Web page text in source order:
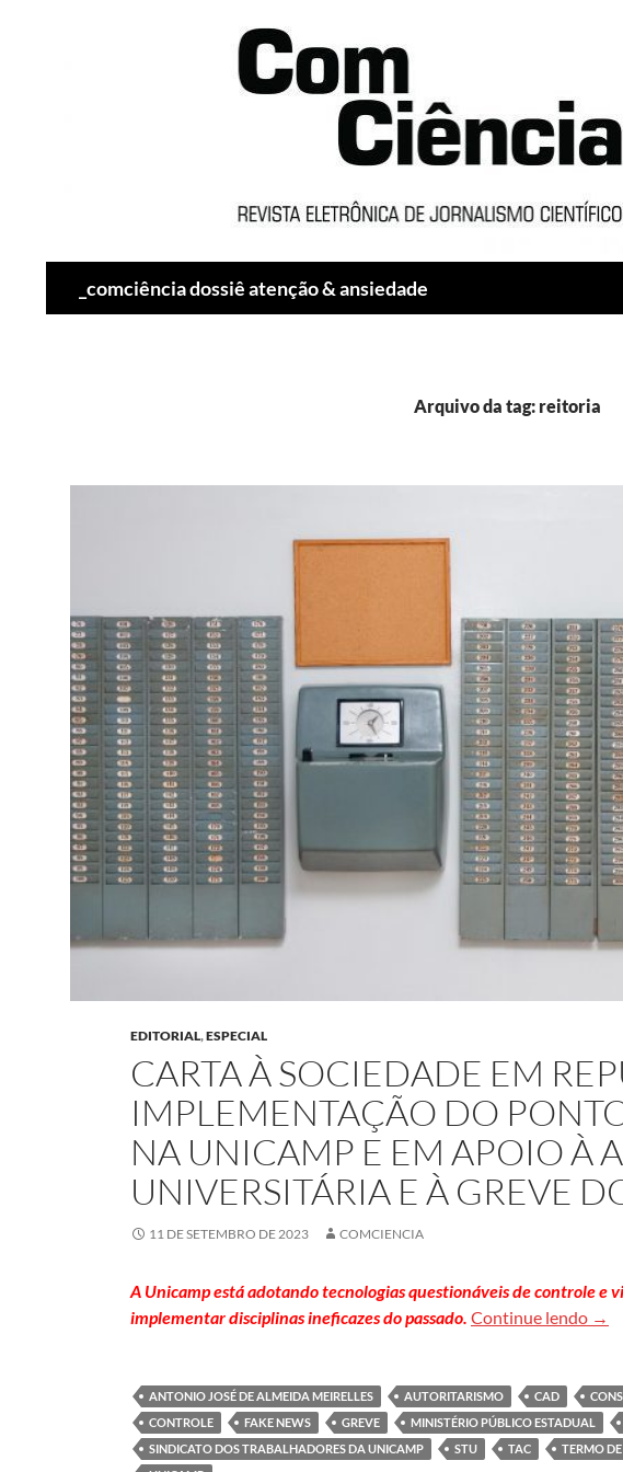
_comciência dossiê atenção & ansiedade
Arquivo da tag: reitoria
EDITORIAL,ESPECIAL
CARTA À SOCIEDADE EM
IMPLEMENTAÇÃO DO
NA UNICAMP E EM APOIO À
UNIVERSITÁRIA E À GREVE
11 DE SETEMBRO DE 2023 COMCIENCIA
A Unicamp está adotando tecnologias questionáveis de controle e
implementar disciplinas ineficazes do passado. Continue lendo →
ANTONIO JOSÉ DE ALMEIDA MEIRELLES AUTORITARISMO CAD
CONTROLE
FAKE NEWS GREVE MINISTÉRIO PÚBLICO ESTADUAL
SINDICATO DOS TRABALHADORES DA UNICAMP
STU TAC TERMO